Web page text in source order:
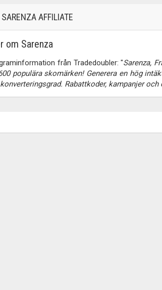
AFFILIATE
om Sarenza
från Tradedoubler: "Sarenza,
populära skomärken! Generera en hög
Rabattkoder, kampanjer